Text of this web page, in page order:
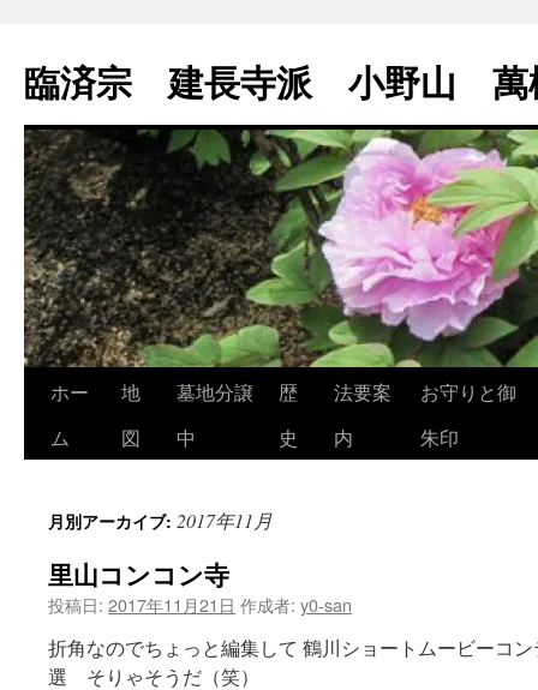
テ
ン
へ
ス
キ
ッ
プ
臨済宗 建長寺派 小野山 萬
ホー
ム
地
図
墓地分譲
中
歴
史
法要案
内
お守りと御
朱印
月別アーカイブ: 2017年11月
里山コンコン寺
投稿日: 2017年11月21日 作成者: y0-san
折角なのでちょっと編集して 鶴川ショートムービーコ
選 そりゃそうだ（笑）